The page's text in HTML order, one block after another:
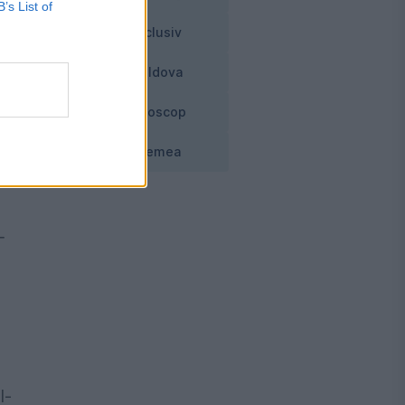
List of
Exclusiv
Moldova
Horoscop
Vremea